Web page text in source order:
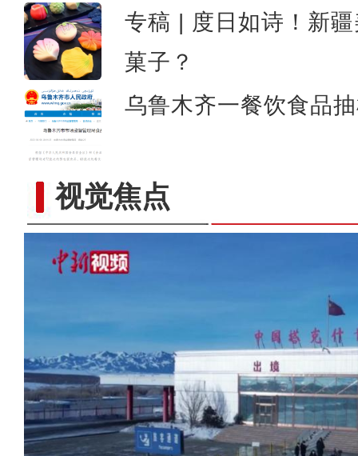
专稿 | 度日如诗！新疆
菓子？
乌鲁木齐一餐饮食品
视觉焦点新疆乌伦古湖上演雪地